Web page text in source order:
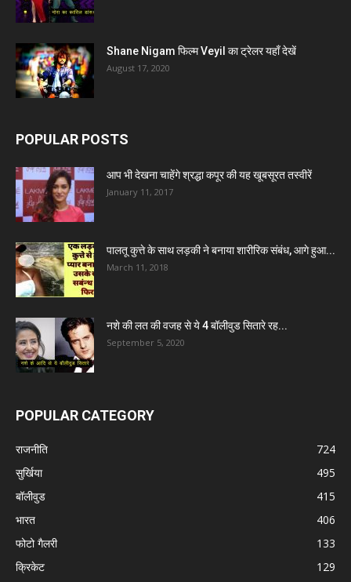
Shane Nigam फिल्म Veyil का ट्रेलर यहाँ देखें
August 17, 2020
POPULAR POSTS
आप भी देखना चाहेंगे श्रद्धा कपूर की यह खूबसूरत तस्वीरें
January 11, 2017
पालतू कुत्ते के साथ लड़की ने बनाया शारीरिक संबंध, आगे हुआ...
March 11, 2018
नशे की लत की वजह से ये 4 बॉलीवुड सितारे रह...
September 5, 2020
POPULAR CATEGORY
राजनीति
724
सुर्खिया
495
बॉलीवुड
415
भारत
406
फोटो गैलरी
133
क्रिकेट
129